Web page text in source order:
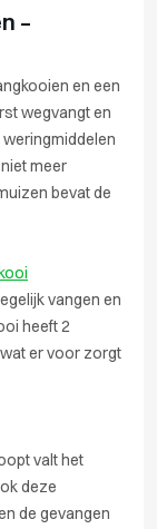
–
en een
wegvangt en
weringmiddelen
meer
bevat de
vangen en
heeft 2
er voor zorgt
valt het
deze
de gevangen